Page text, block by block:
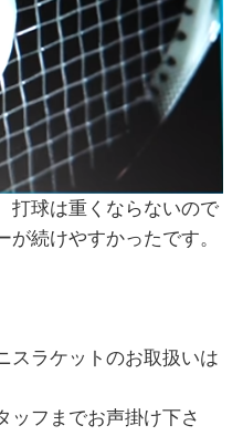
打球は重くならないので
続けやすかったです。
スラケットのお取扱いは
ッフまでお声掛け下さ